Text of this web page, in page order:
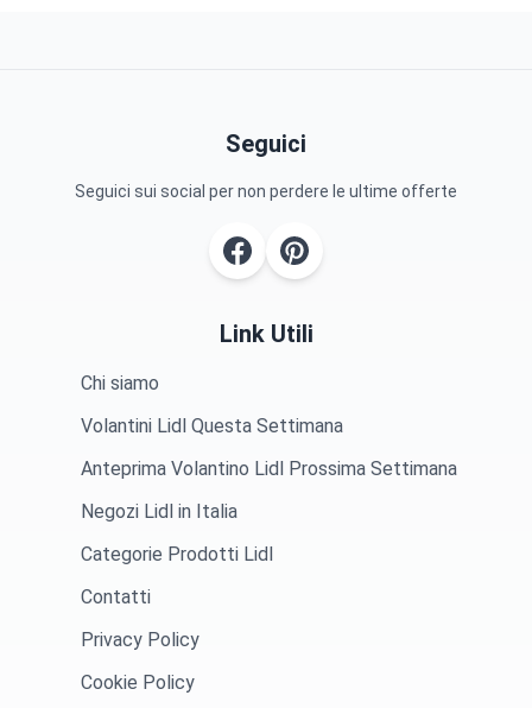
Seguici
Seguici sui social per non perdere le ultime offerte
Link Utili
Chi siamo
Volantini Lidl Questa Settimana
Anteprima Volantino Lidl Prossima Settimana
Negozi Lidl in Italia
Categorie Prodotti Lidl
Contatti
Privacy Policy
Cookie Policy